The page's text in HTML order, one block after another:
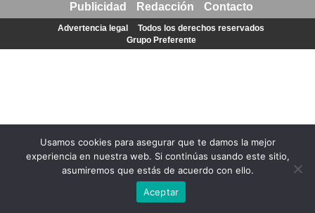
Usamos cookies para asegurar que te damos la mejor
experiencia en nuestra web. Si continúas usando este sitio,
asumiremos que estás de acuerdo con ello.
Aceptar
Publicidad Redacción Contacto
Advertencia legal
Todos los derechos reservados
Grupo Preferente